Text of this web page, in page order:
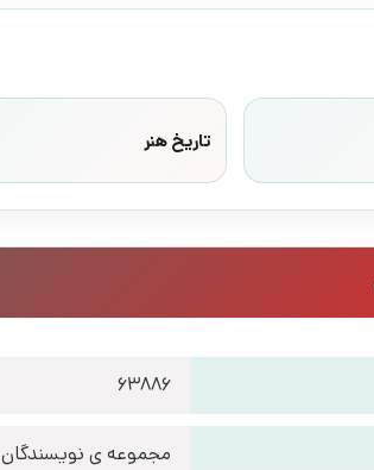
تاریخ هنر
63886
مجموعه ی نویسندگان